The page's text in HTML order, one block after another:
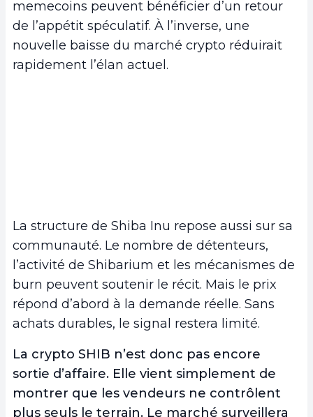
memecoins peuvent bénéficier d’un retour
de l’appétit spéculatif. À l’inverse, une
nouvelle baisse du marché crypto réduirait
rapidement l’élan actuel.
La structure de Shiba Inu repose aussi sur sa
communauté. Le nombre de détenteurs,
l’activité de Shibarium et les mécanismes de
burn peuvent soutenir le récit. Mais le prix
répond d’abord à la demande réelle. Sans
achats durables, le signal restera limité.
La crypto SHIB n’est donc pas encore
sortie d’affaire. Elle vient simplement de
montrer que les vendeurs ne contrôlent
plus seuls le terrain. Le marché surveillera